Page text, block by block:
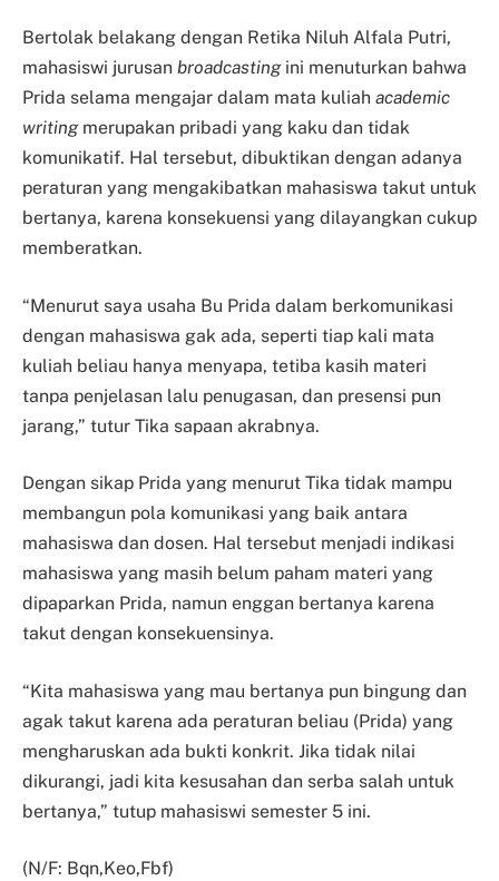
Bertolak belakang dengan Retika Niluh Alfala Putri,
mahasiswi jurusan broadcastingini menuturkan bahwa
Prida selama mengajar dalam mata kuliah academic
writingmerupakan pribadi yang kaku dan tidak
komunikatif. Hal tersebut, dibuktikan dengan adanya
peraturan yang mengakibatkan mahasiswa takut untuk
bertanya, karena konsekuensi yang dilayangkan cukup
memberatkan.
“Menurut saya usaha Bu Prida dalam berkomunikasi
dengan mahasiswa gak ada, seperti tiap kali mata
kuliah beliau hanya menyapa, tetiba kasih materi
tanpa penjelasan lalu penugasan, dan presensi pun
jarang,” tutur Tika sapaan akrabnya.
Dengan sikap Prida yang menurut Tika tidak mampu
membangun pola komunikasi yang baik antara
mahasiswa dan dosen. Hal tersebut menjadi indikasi
mahasiswa yang masih belum paham materi yang
dipaparkan Prida, namun enggan bertanya karena
takut dengan konsekuensinya.
“Kita mahasiswa yang mau bertanya pun bingung dan
agak takut karena ada peraturan beliau (Prida) yang
mengharuskan ada bukti konkrit. Jika tidak nilai
dikurangi, jadi kita kesusahan dan serba salah untuk
bertanya,” tutup mahasiswi semester 5 ini.
(N/F: Bqn,Keo,Fbf)